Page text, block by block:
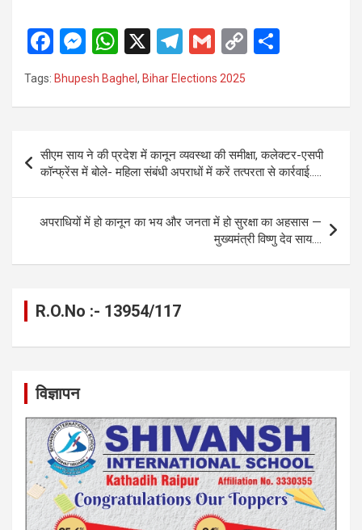
F
a
ce
o
o
k
M
es
g
er
W
h
at
A
p
p
X
T
el
a
m
G
m
C
n
k
Tags: Bhupesh Baghel , Bihar Elections 2025
Post
navigation
सीएम साय ने की प्रदेश में कानून व्यवस्था की समीक्षा, कलेक्टर-एसपी
कॉन्फ्रेंस में बोले- महिला संबंधी अपराधों में करें तत्परता से कार्रवाई…..
अपराधियों में हो कानून का भय और जनता में हो सुरक्षा का अहसास —
मुख्यमंत्री विष्णु देव साय….
R.O.No :- 13954/117
विज्ञापन